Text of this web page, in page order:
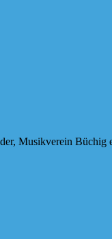
Musikverein Büchig